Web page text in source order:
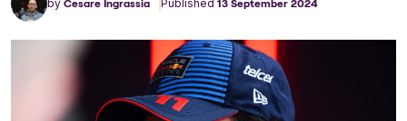
by Cesare Ingrassia Published 13 September 2024